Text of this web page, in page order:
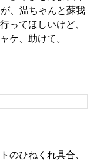
、温ちゃんと蘇我
ってほしいけど、
ケ、助けて。
のひねくれ具合、